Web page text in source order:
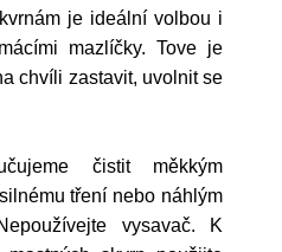
je ideální volbou i
mazlíčky. Tove je
chvíli zastavit, uvolnit se
čistit měkkým
tření nebo náhlým
vysavač. K